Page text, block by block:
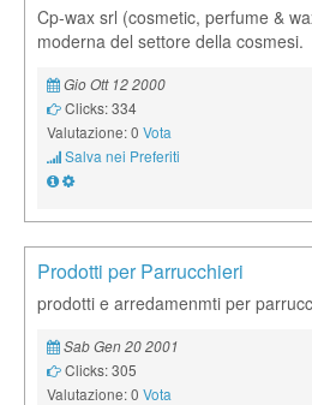
Cp-wax srl (cosmetic, perfume &
moderna del settore della cosmesi.
Gio Ott 12 2000
Clicks: 334
Valutazione: 0 Vota
Salva nei Preferiti
Prodotti per Parrucchieri
prodotti e arredamenmti per
Sab Gen 20 2001
Clicks: 305
Valutazione: 0 Vota